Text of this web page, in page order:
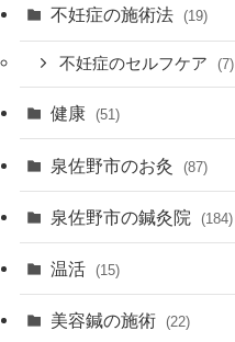
不妊症の施術法 (19)
不妊症のセルフケア (7)
健康 (51)
泉佐野市のお灸 (87)
泉佐野市の鍼灸院 (184)
温活 (15)
美容鍼の施術 (22)